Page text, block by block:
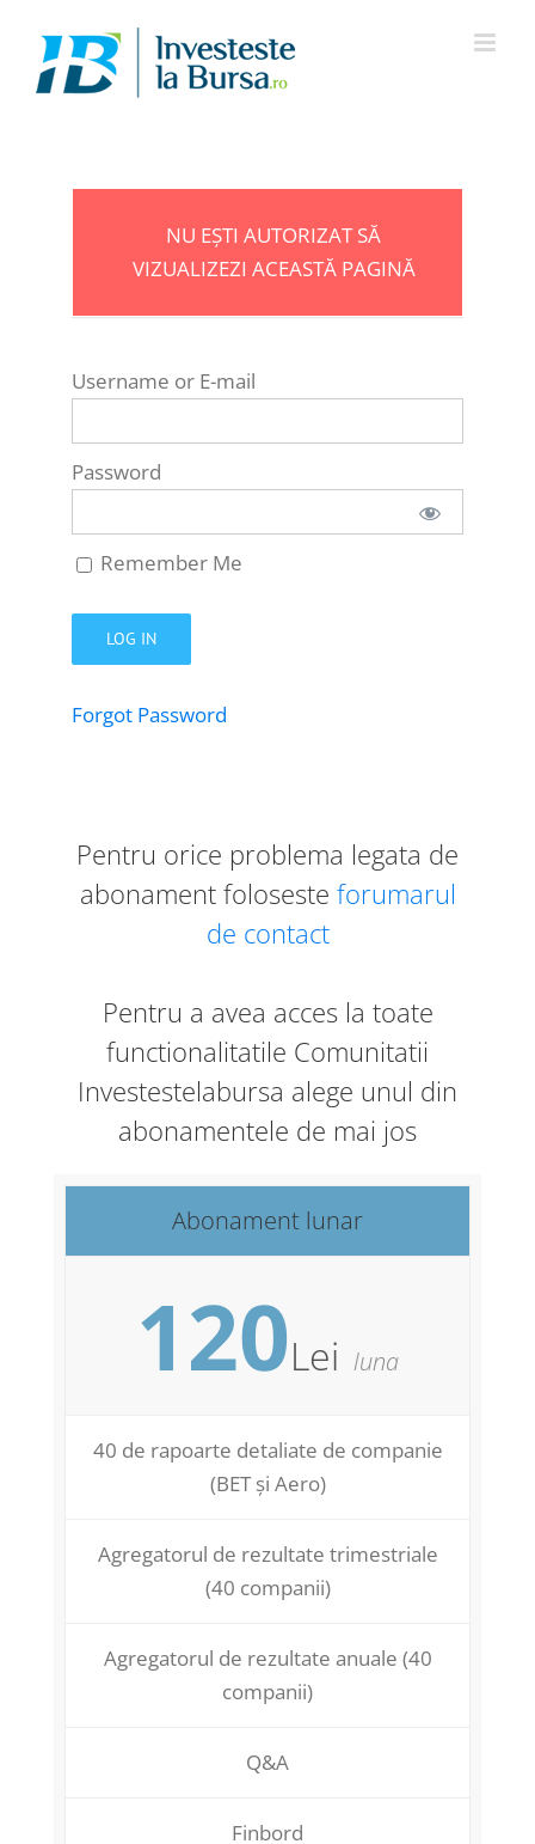
content
NU EȘTI AUTORIZAT SĂ
VIZUALIZEZI ACEASTĂ PAGINĂ
Username or E-mail
Password
Remember Me
Forgot Password
Pentru orice problema legata de
abonament foloseste forumarul
de contact
Pentru a avea acces la toate
functionalitatile Comunitatii
Investestelabursa alege unul din
abonamentele de mai jos
Abonament lunar
120Lei luna
40 de rapoarte detaliate de companie
(BET și Aero)
Agregatorul de rezultate trimestriale
(40 companii)
Agregatorul de rezultate anuale (40
companii)
Q&A
Finbord